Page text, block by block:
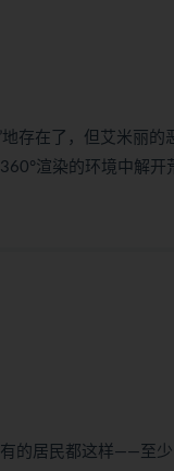
存在了，但艾米丽
渲染的环境中解
的居民都这样——至